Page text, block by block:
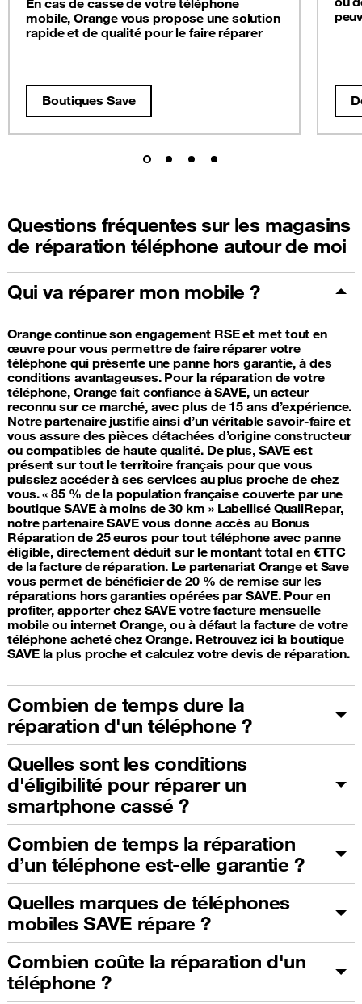
mobile, Orange vous propose une solution
rapide et de qualité pour le faire réparer
Boutiques Save
Questions fréquentes sur les magasins
de réparation téléphone autour de moi
Qui va réparer mon mobile ?
Orange continue son engagement RSE et met tout en
œuvre pour vous permettre de faire réparer votre
téléphone qui présente une panne hors garantie, à des
conditions avantageuses. Pour la réparation de votre
téléphone, Orange fait confiance à SAVE, un acteur
reconnu sur ce marché, avec plus de 15 ans d’expérience.
Notre partenaire justifie ainsi d’un véritable savoir-faire et
vous assure des pièces détachées d’origine constructeur
ou compatibles de haute qualité. De plus, SAVE est
présent sur tout le territoire français pour que vous
puissiez accéder à ses services au plus proche de chez
vous. « 85 % de la population française couverte par une
boutique SAVE à moins de 30 km » Labellisé QualiRepar,
notre partenaire SAVE vous donne accès au Bonus
Réparation de 25 euros pour tout téléphone avec panne
éligible, directement déduit sur le montant total en €TTC
de la facture de réparation. Le partenariat Orange et Save
vous permet de bénéficier de 20 % de remise sur les
réparations hors garanties opérées par SAVE. Pour en
profiter, apporter chez SAVE votre facture mensuelle
mobile ou internet Orange, ou à défaut la facture de votre
téléphone acheté chez Orange. Retrouvez ici la boutique
SAVE la plus proche et calculez votre devis de réparation.
Combien de temps dure la
réparation d'un téléphone ?
Quelles sont les conditions
d'éligibilité pour réparer un
smartphone cassé ?
Combien de temps la réparation
d’un téléphone est-elle garantie ?
Quelles marques de téléphones
mobiles SAVE répare ?
Combien coûte la réparation d'un
téléphone ?